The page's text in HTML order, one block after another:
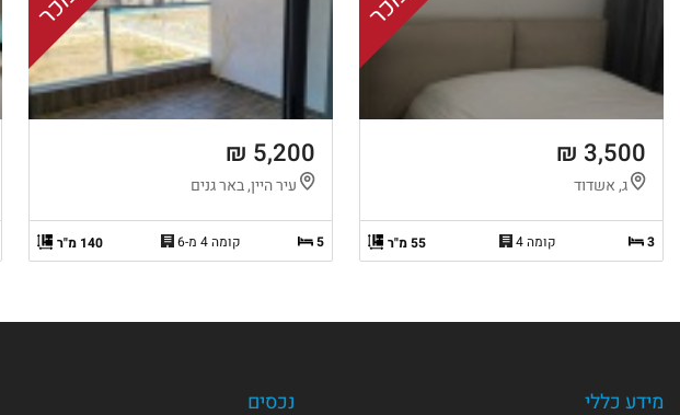
3,500 ₪
ג, אשדוד
3 קומה 4 55 מ"ר
5,200 ₪
עיר היין, באר גנים
5 קומה 4 מ-6 140 מ"ר
מידע כללי נכסים